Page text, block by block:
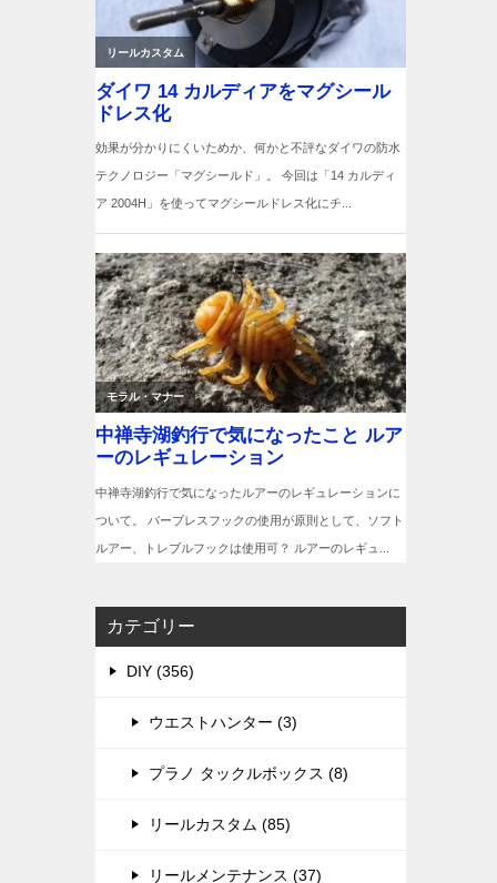
カテゴリー
DIY (356)
ウエストハンター (3)
プラノ タックルボックス (8)
リールカスタム (85)
リールメンテナンス (37)